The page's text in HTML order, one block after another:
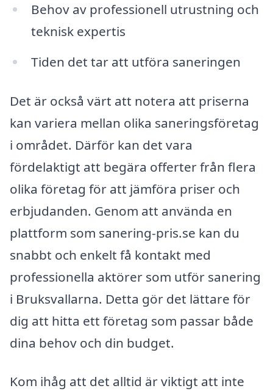
Behov av professionell utrustning och
teknisk expertis
Tiden det tar att utföra saneringen
Det är också värt att notera att priserna
kan variera mellan olika saneringsföretag
i området. Därför kan det vara
fördelaktigt att begära offerter från flera
olika företag för att jämföra priser och
erbjudanden. Genom att använda en
plattform som sanering-pris.se kan du
snabbt och enkelt få kontakt med
professionella aktörer som utför sanering
i Bruksvallarna. Detta gör det lättare för
dig att hitta ett företag som passar både
dina behov och din budget.
Kom ihåg att det alltid är viktigt att inte